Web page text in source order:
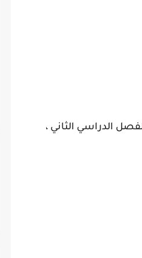
الدراسي الثاني ،